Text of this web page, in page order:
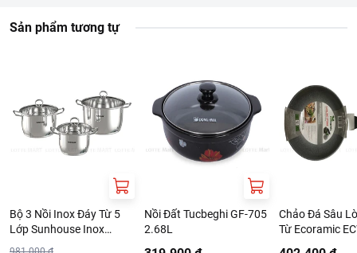
Hướng dẫn bảo quản:
đập mạnh.
Xuất xứ:Việt Nam.
Thông tin nhà cung cấp:
Tên công ty:CONG TY TNHH KIMS COOK MARKETING
Địa chỉ: 16 (R4-56) DUONG NOI KHU HUNG GIA 2 - PHUONG
Sản phẩm tương tự
Bộ 3 Nồi Inox Đáy Từ 5
Lớp Sunhouse Inox
Nồi Đất Tucbeghi GF-705
2.68L
Chảo Đá Sâu
Từ Ecoramic